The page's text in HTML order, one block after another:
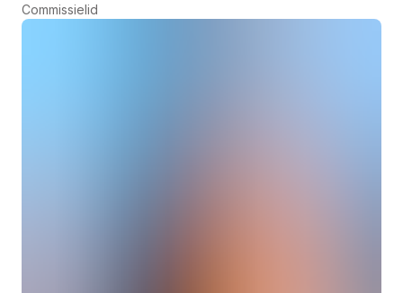
Commissielid